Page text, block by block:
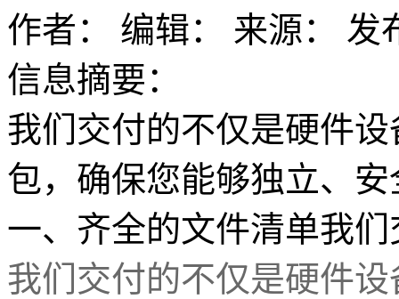
作者： 编辑： 来源： 发
信息摘要：
我们交付的不仅是硬件
包，确保您能够独立、
一、齐全的文件清单我
我们交付的不仅是硬件